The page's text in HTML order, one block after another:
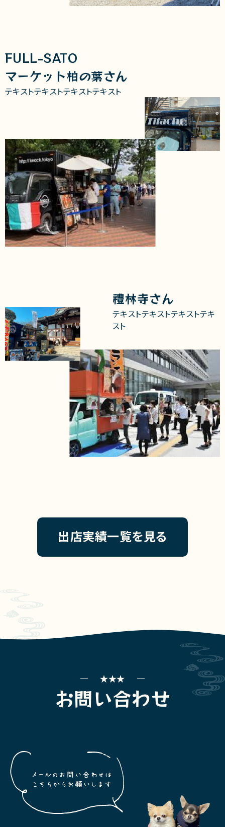
FULL-SATO
マーケット柏の葉さん
テキストテキストテキストテキスト
禮林寺さん
テキストテキストテキストテキ
スト
出店実績一覧を見る
お問い合わせ